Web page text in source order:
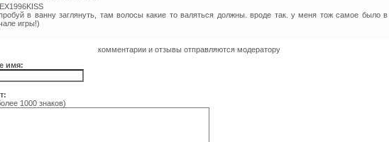
в ванну заглянуть, там волосы какие то валяться должны. вроде так. у меня тож самое было в
игры!)
комментарии и отзывы отправляются модератору
имя:
1000 знаков)